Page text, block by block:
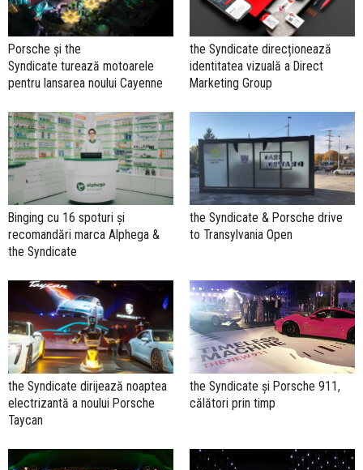
Porsche şi the
Syndicate turează motoarele
pentru lansarea noului Cayenne
the Syndicate direcționează
identitatea vizuală a Direct
Marketing Group
Binging cu 16 spoturi și
recomandări marca Alphega &
the Syndicate
the Syndicate & Porsche drive
to Transylvania Open
the Syndicate dirijează noaptea
electrizantă a noului Porsche
Taycan
the Syndicate și Porsche 911,
călători prin timp